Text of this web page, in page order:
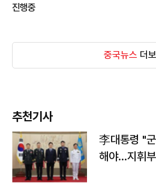
진행중
중국뉴스 더
추천기사
李대통령 "
해야…지휘